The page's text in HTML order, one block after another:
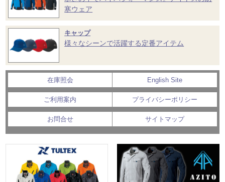
寒ウェア
キャップ
様々なシーンで活躍する定番アイテム
在庫照会 English Site
ご利用案内 プライバシーポリシー
お問合せ サイトマップ